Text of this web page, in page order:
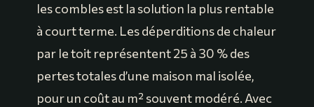
les combles est la solution la plus rentable
à court terme. Les déperditions de chaleur
par le toit représentent 25 à 30 % des
pertes totales d’une maison mal isolée,
pour un coût au m² souvent modéré. Avec